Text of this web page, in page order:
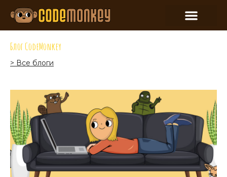
Блог CodeMonkey
> Все блоги